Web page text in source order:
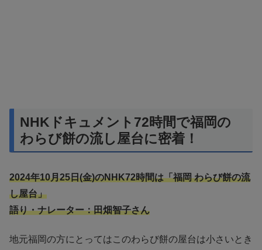
NHKドキュメント72時間で福岡の
わらび餅の流し屋台に密着！
2024年10月25日(金)のNHK72時間は「福岡 わらび餅の流
し屋台」
語り・ナレーター：田畑智子さん
地元福岡の方にとってはこのわらび餅の屋台は小さいとき